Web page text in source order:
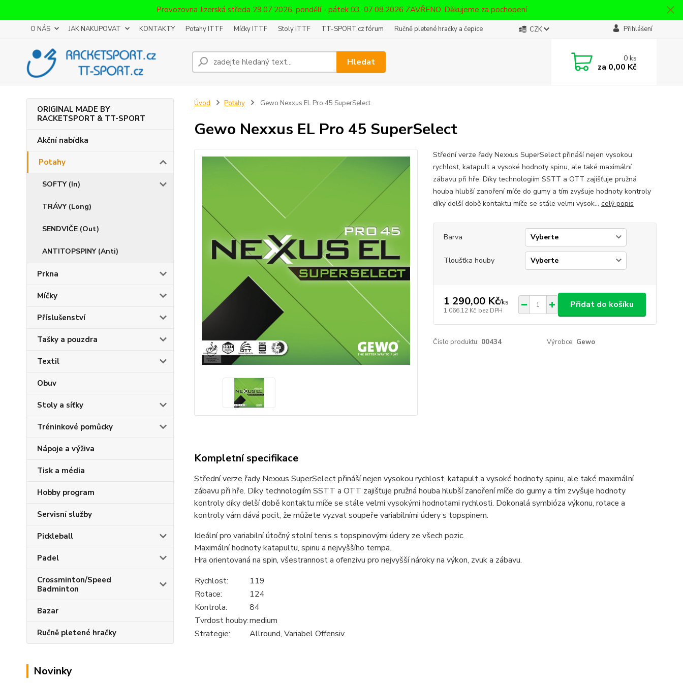
Provozovna Jizerská středa 29.07.2026, pondělí - pátek 03.-07.08.2026 ZAVŘENO. Děkujeme za pochopení
O NÁS JAK NAKUPOVAT KONTAKTY Potahy ITTF Míčky ITTF Stoly ITTF TT-SPORT.cz fórum Ručně pletené hračky a čepice CZK Přihlášení
Hledat 0ks
za 0,00 Kč
ORIGINAL MADE BY
RACKETSPORT & TT-SPORT
Akční nabídka
Potahy
SOFTY (In)
TRÁVY (Long)
SENDVIČE (Out)
ANTITOPSPINY (Anti)
Prkna
Míčky
Příslušenství
Tašky a pouzdra
Textil
Obuv
Stoly a síťky
Tréninkové pomůcky
Nápoje a výživa
Tisk a média
Hobby program
Servisní služby
Pickleball
Padel
Crossminton/Speed
Badminton
Bazar
Ručně pletené hračky
Novinky
Úvod Potahy Gewo Nexxus EL Pro 45 SuperSelect
Gewo Nexxus EL Pro 45 SuperSelect
Střední verze řady Nexxus SuperSelect přináší nejen vysokou
rychlost, katapult a vysoké hodnoty spinu, ale také maximální
zábavu při hře. Díky technologiím SSTT a OTT zajišťuje pružná
houba hlubší zanoření míče do gumy a tím zvyšuje hodnoty kontroly
díky delší době kontaktu míče se stále velmi vysok... celý popis
Barva
Tloušťka houby
1 290,00 Kč/ks
1 066,12 Kč bez DPH
Přidat do košíku
Číslo produktu: 00434 Výrobce: Gewo
Kompletní specifikace
Střední verze řady Nexxus SuperSelect přináší nejen vysokou rychlost, katapult a vysoké hodnoty spinu, ale také maximální
zábavu při hře. Díky technologiím SSTT a OTT zajišťuje pružná houba hlubší zanoření míče do gumy a tím zvyšuje hodnoty
kontroly díky delší době kontaktu míče se stále velmi vysokými hodnotami rychlosti. Dokonalá symbióza výkonu, rotace a
kontroly vám dává pocit, že můžete vyzvat soupeře variabilními údery s topspinem.
Ideální pro variabilní útočný stolní tenis s topspinovými údery ze všech pozic.
Maximální hodnoty katapultu, spinu a nejvyššího tempa.
Hra orientovaná na spin, všestrannost a ofenzivu pro nejvyšší nároky na výkon, zvuk a zábavu.
Rychlost:
119
Rotace:
124
Kontrola:
84
Tvrdost houby:medium
Strategie:
Allround, Variabel Offensiv